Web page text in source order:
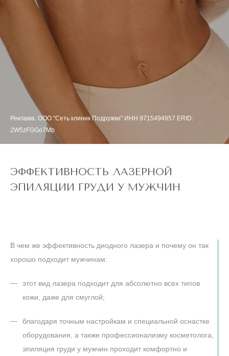
Реклама. ООО "Сеть клиник Подружки" ИНН 9715494957 ERID:
2W5zFGGo7Mb
ЭФФЕКТИВНОСТЬ ЛАЗЕРНОЙ
ЭПИЛЯЦИИ ГРУДИ У МУЖЧИН
В чем же эффективность диодного лазера и почему он так
хорошо подходит мужчинам:
этот вид лазера подходит для абсолютно всех типов
кожи, даже для смуглой;
благодаря точным настройкам и специальной оснастке
оборудования, а также профессионализму косметолога,
эпиляция груди у мужчин проходит комфортно и